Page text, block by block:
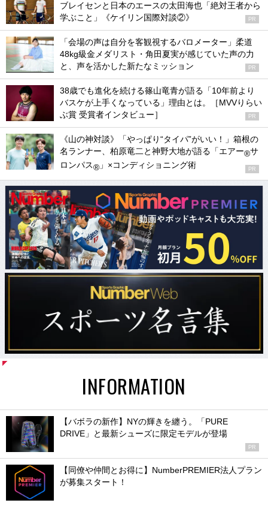
ブレイセンと日本のエースの太田海也「絶対王者から
学ぶこと」《ケイリン国際対談②》
PR
「会場の声は自分を客観視するバロメーター」柔道
48kg級金メダリスト・角田夏実が感じていた声の力
と、声を活かした新たなミッション
PR
38歳でも進化を続ける篠山竜青が語る「10年前より
バスケが上手くなっている」理由とは。［MVVりらい
ぶ賞 受賞者インタビュー］
PR
《山の神対談》「やっぱり“タイパ”がいい！」箱根の
名ランナー、柏原竜二と神野大地が語る「エアー®サ
ロンパス® 」×コンディショニング術 PR
INFORMATION
【バボラの新作】NYの輝きを纏う。「PURE
DRIVE」と最新シューズに限定モデルが登場
PR
【同僚や仲間とお得に】NumberPREMIER法人プラン
が募集スタート！